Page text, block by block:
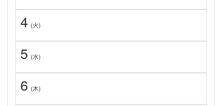
4 (火)
5 (水)
6 (木)